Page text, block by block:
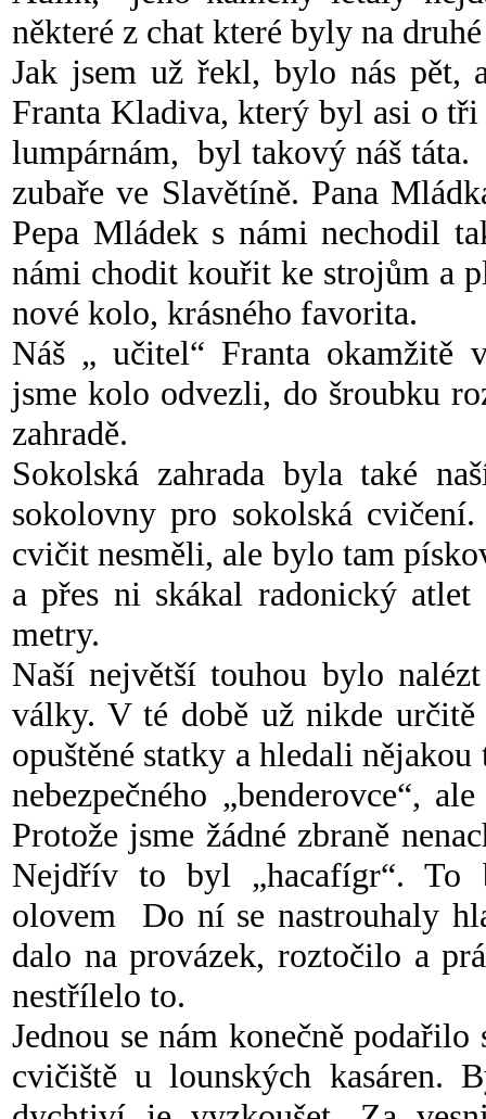
některé z chat které byly na
Jak jsem už řekl, bylo nás pět,
Franta Kladiva, který byl asi o
lumpárnám, byl takový náš
zubaře ve Slavětíně. Pana
Pepa Mládek s námi nechodil
námi chodit kouřit ke strojům a
nové kolo, krásného favorita.
Náš „ učitel“ Franta okamžitě
jsme kolo odvezli, do šroubku
zahradě.
Sokolská zahrada byla také
sokolovny pro sokolská
cvičit nesměli, ale bylo tam
a přes ni skákal radonický
metry.
Naší největší touhou bylo
války. V té době už nikde určitě
opuštěné statky a hledali
nebezpečného „benderovce“,
Protože jsme žádné zbraně
Nejdřív to byl „hacafígr“. To
olovem Do ní se nastrouhaly
dalo na provázek, roztočilo a
nestřílelo to.
Jednou se nám konečně
cvičiště u lounských kasáren.